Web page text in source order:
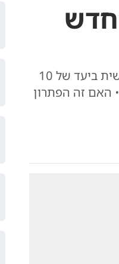
טהראן מדווחת על הפעלת מסדרון יבשתי וימי דרך מדינה שלישית ביעד של 10
האם זה הפתרון